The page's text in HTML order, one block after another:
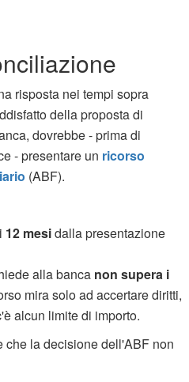
risposta nei tempi sopra
della proposta di
dovrebbe - prima di
- presentare un ricorso
(ABF).
12 mesidalla presentazione
alla banca non supera i
mira solo ad accertare diritti,
alcun limite di importo.
che la decisione dell'ABF non